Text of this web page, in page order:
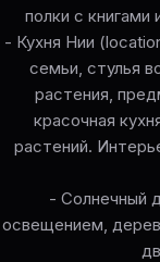
полки с
- Кухня Нии
семьи, стулья
растения,
красочная
растений.
- Солнечный
освещением,